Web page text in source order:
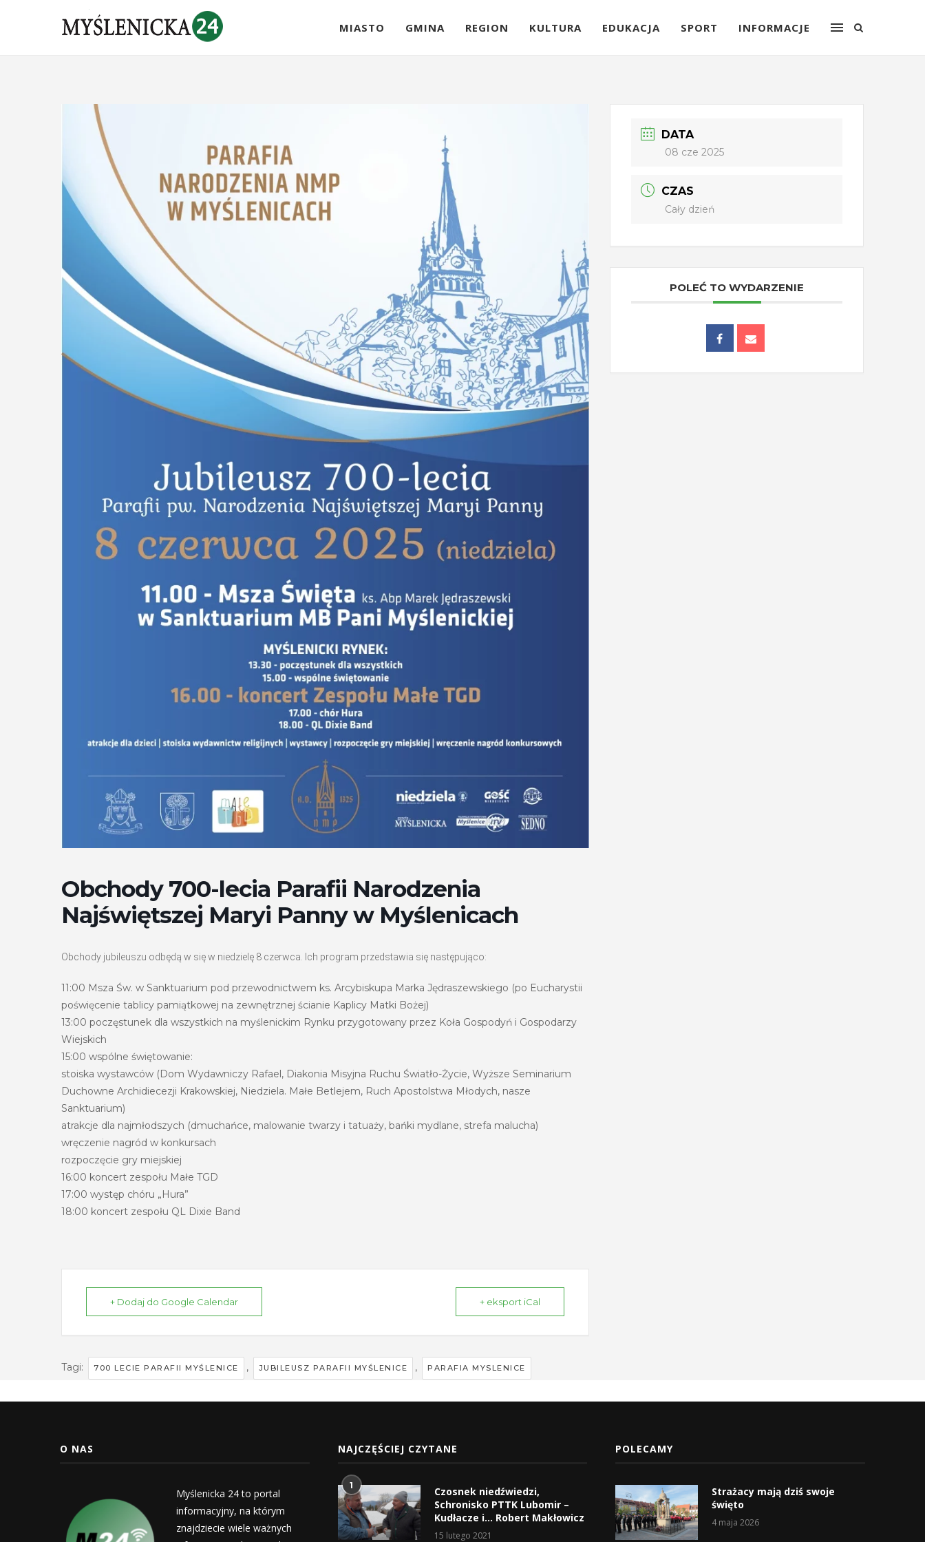
MIASTO GMINA REGION KULTURA EDUKACJA SPORT INFORMACJE
Obchody 700-lecia Parafii Narodzenia
Najświętszej Maryi Panny w Myślenicach
Obchody jubileuszu odbędą w się w niedzielę 8 czerwca. Ich program przedstawia się następująco:
11:00 Msza Św. w Sanktuarium pod przewodnictwem ks. Arcybiskupa Marka Jędraszewskiego (po Eucharystii
poświęcenie tablicy pamiątkowej na zewnętrznej ścianie Kaplicy Matki Bożej)
13:00 poczęstunek dla wszystkich na myślenickim Rynku przygotowany przez Koła Gospodyń i Gospodarzy
Wiejskich
15:00 wspólne świętowanie:
stoiska wystawców (Dom Wydawniczy Rafael, Diakonia Misyjna Ruchu Światło-Życie, Wyższe Seminarium
Duchowne Archidiecezji Krakowskiej, Niedziela. Małe Betlejem, Ruch Apostolstwa Młodych, nasze
Sanktuarium)
atrakcje dla najmłodszych (dmuchańce, malowanie twarzy i tatuaży, bańki mydlane, strefa malucha)
wręczenie nagród w konkursach
rozpoczęcie gry miejskiej
16:00 koncert zespołu Małe TGD
17:00 występ chóru „Hura”
18:00 koncert zespołu QL Dixie Band
+ Dodaj do Google Calendar + eksport iCal
Tagi: 700 LECIE PARAFII MYŚLENICE , JUBILEUSZ PARAFII MYŚLENICE , PARAFIA MYSLENICE
DATA
08 cze 2025
CZAS
Cały dzień
POLEĆ TO WYDARZENIE
O NAS
Myślenicka 24 to portal
informacyjny, na którym
znajdziecie wiele ważnych
NAJCZĘŚCIEJ CZYTANE
1
Czosnek niedźwiedzi,
Schronisko PTTK Lubomir –
Kudłacze i… Robert Makłowicz
15 lutego 2021
POLECAMY
Strażacy mają dziś swoje
święto
4 maja 2026